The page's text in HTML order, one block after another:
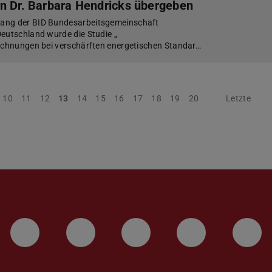
Dr. Barbara Hendricks übergeben
der BID Bundesarbeitsgemeinschaft
wurde die Studie „
bei verschärften energetischen Standar…
10 11 12 13 14 15 16 17 18 19 20 Nächste
Letzte
LinkedIn-Seite der TU Darmstadt
Instagram-Kanal der TU
Bluesky-Kanal